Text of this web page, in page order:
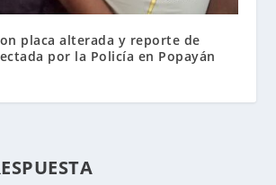
placa alterada y reporte de
por la Policía en Popayán